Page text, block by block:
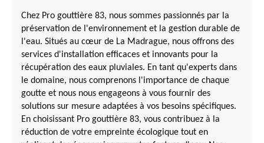
Chez Pro gouttière 83, nous sommes passionnés par la
préservation de l'environnement et la gestion durable de
l'eau. Situés au cœur de La Madrague, nous offrons des
services d'installation efficaces et innovants pour la
récupération des eaux pluviales. En tant qu'experts dans
le domaine, nous comprenons l'importance de chaque
goutte et nous nous engageons à vous fournir des
solutions sur mesure adaptées à vos besoins spécifiques.
En choisissant Pro gouttière 83, vous contribuez à la
réduction de votre empreinte écologique tout en